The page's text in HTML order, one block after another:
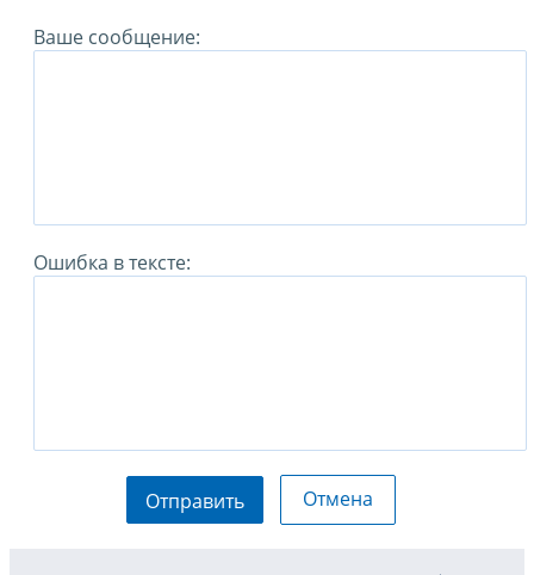
Ваше сообщение:
Ошибка в тексте:
Отправить Отмена